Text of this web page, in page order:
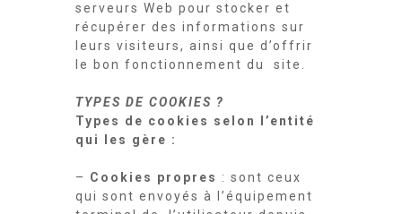
serveurs Web pour stocker et
récupérer des informations sur
leurs visiteurs, ainsi que d’offrir
le bon fonctionnement du site.
TYPES DE COOKIES ?
Types de cookies selon l’entité
qui les gère :
– Cookies propres : sont ceux
qui sont envoyés à l’équipement